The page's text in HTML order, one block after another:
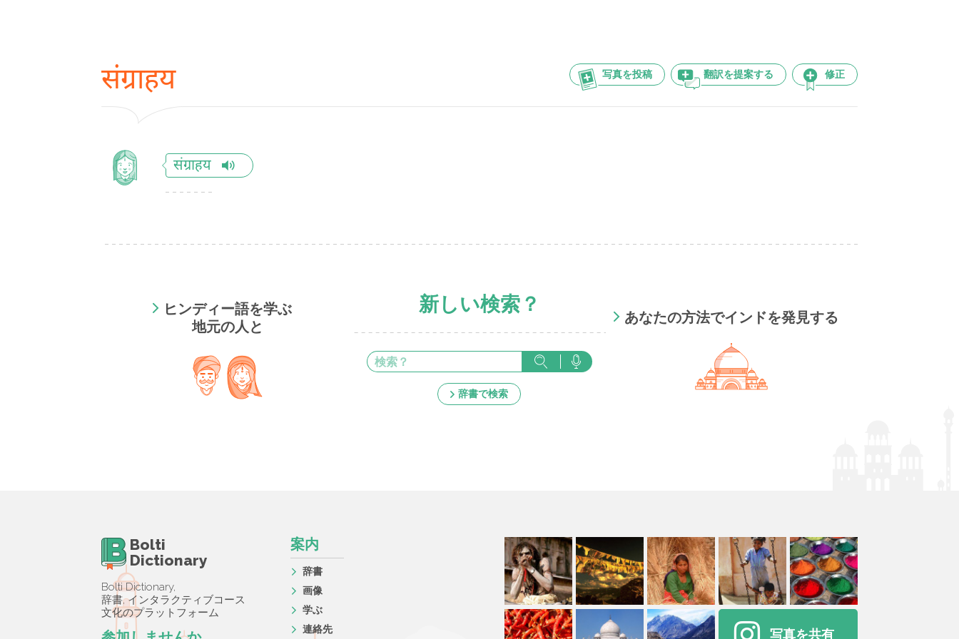
写真を投稿 翻訳を提案する 修正
संग्राहय
संग्राहय
ヒンディー語を学ぶ
地元の人と
新しい検索？
辞書で検索
あなたの方法でインドを発見する
Bolti
Dictionary
Bolti Dictionary,
辞書, インタラクティブコース
文化のプラットフォーム
案内
辞書
画像
学ぶ
連絡先
写真を共有